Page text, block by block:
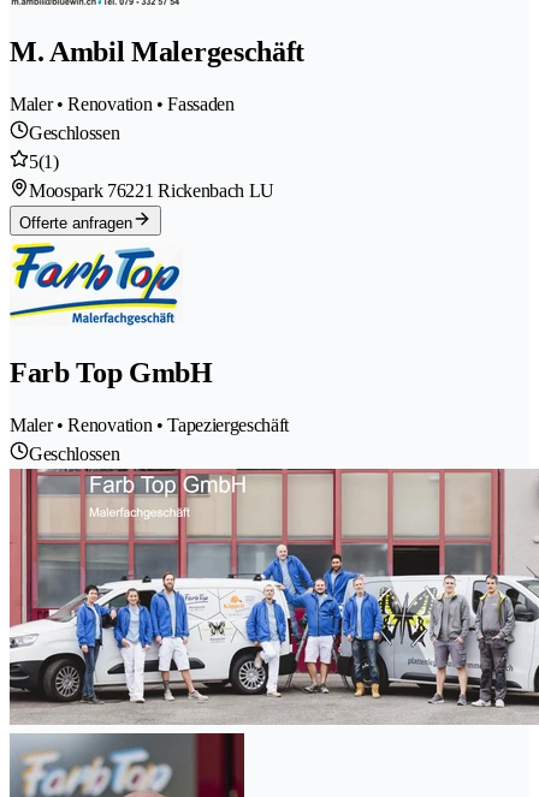
M. Ambil Malergeschäft
Maler • Renovation • Fassaden
Geschlossen
5(1)
Moospark 76221 Rickenbach LU
Offerte anfragen
Farb Top GmbH
Maler • Renovation • Tapeziergeschäft
Geschlossen